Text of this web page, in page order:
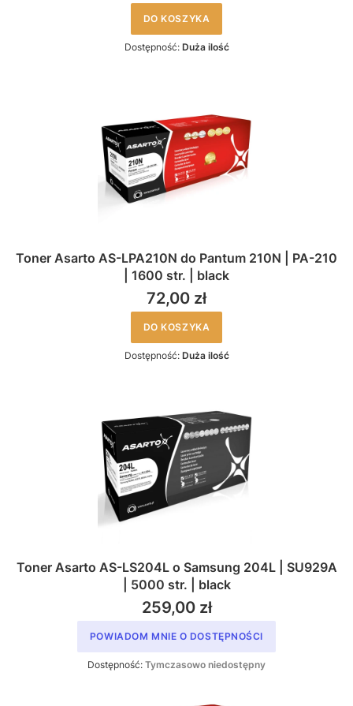
DO KOSZYKA
Dostępność: Duża ilość
Toner Asarto AS-LPA210N do Pantum 210N | PA-210
| 1600 str. | black
72,00 zł
DO KOSZYKA
Dostępność: Duża ilość
Toner Asarto AS-LS204L o Samsung 204L | SU929A
| 5000 str. | black
259,00 zł
POWIADOM MNIE O DOSTĘPNOŚCI
Dostępność: Tymczasowo niedostępny